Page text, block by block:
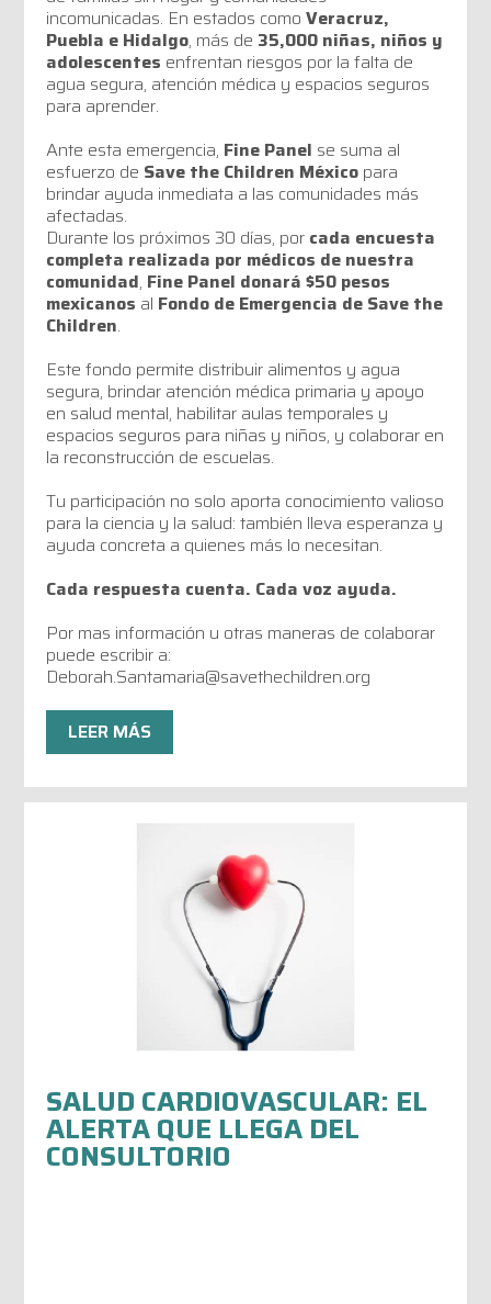
incomunicadas. En estados comoVeracruz,
Puebla e Hidalgo, más de 35,000 niñas, niños y
adolescentes enfrentan riesgos por la falta de
agua segura, atención médica y espacios seguros
para aprender.
Ante esta emergencia, Fine Panel se suma al
esfuerzo de Save the Children México para
brindar ayuda inmediata a las comunidades más
afectadas.
Durante los próximos 30 días, por cada encuesta
completa realizada por médicos de nuestra
comunidad, Fine Panel donará $50 pesos
mexicanos al Fondo de Emergencia de Save the
Children.
Este fondo permite distribuir alimentos y agua
segura, brindar atención médica primaria y apoyo
en salud mental, habilitar aulas temporales y
espacios seguros para niñas y niños, y colaborar en
la reconstrucción de escuelas.
Tu participación no solo aporta conocimiento valioso
para la ciencia y la salud: también lleva esperanza y
ayuda concreta a quienes más lo necesitan.
Cada respuesta cuenta. Cada voz ayuda.
Por mas información u otras maneras de colaborar
puede escribir a:
Deborah.Santamaria@savethechildren.org
LEER MÁS
SALUD CARDIOVASCULAR: EL
ALERTA QUE LLEGA DEL
CONSULTORIO